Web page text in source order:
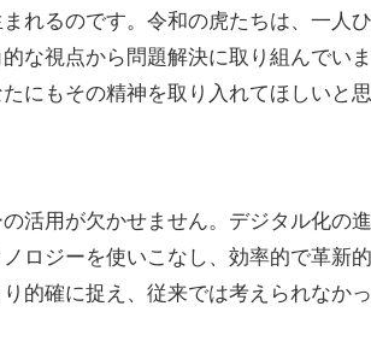
れるのです。令和の虎たちは、一人
な視点から問題解決に取り組んでい
にもその精神を取り入れてほしいと思
活用が欠かせません。デジタル化の
ロジーを使いこなし、効率的で革新
的確に捉え、従来では考えられなか